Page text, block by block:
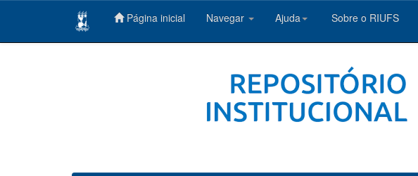
Página inicial Navegar Ajuda Sobre o RIUFS